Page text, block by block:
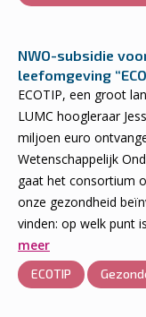
NWO-subsidie
leefomgeving
ECOTIP, een groot
LUMC hoogleraar
miljoen euro
Wetenschappelijk
gaat het consortium
onze gezondheid
vinden: op welk punt
meer
ECOTIP